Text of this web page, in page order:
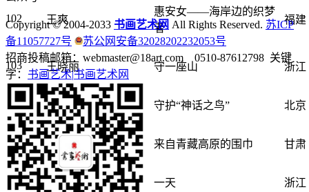
102 王爽
惠安女——海岸边的织梦
者
福建
103 王晓丽 守一座山 浙江
104 王晓赟 陈序 守护“神话之鸟” 北京
105 王欣 韩帅帅 来自青藏高原的围巾 甘肃
106 王一茜 一天 浙江
Copyright © 2004-2033 书画艺术网 All Rights Reserved. 苏ICP
备11057727号
苏公网安备32028202232053号
招商投稿邮箱：webmaster@18art.com 0510-87612798 关键
字： 书画艺术|书画艺术网